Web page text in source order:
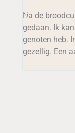
Na de
gedaan. Ik
genoten heb.
gezellig. Een